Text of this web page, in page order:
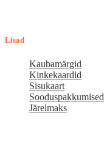
Lisad
Kaubamärgid
Kinkekaardid
Sisukaart
Sooduspakkumised
Järelmaks